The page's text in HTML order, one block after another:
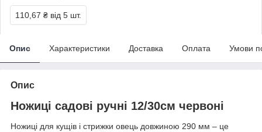
110,67 ₴ від 5 шт.
Опис Характеристики Доставка Оплата Умови
Опис
Ножиці садові ручні 12/30см червоні
Ножиці для кущів і стрижки овець довжиною 290 мм – це